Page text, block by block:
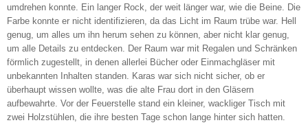
umdrehen konnte. Ein langer Rock, der weit länger war, wie die Beine. Die
Farbe konnte er nicht identifizieren, da das Licht im Raum trübe war. Hell
genug, um alles um ihn herum sehen zu können, aber nicht klar genug,
um alle Details zu entdecken. Der Raum war mit Regalen und Schränken
förmlich zugestellt, in denen allerlei Bücher oder Einmachgläser mit
unbekannten Inhalten standen. Karas war sich nicht sicher, ob er
überhaupt wissen wollte, was die alte Frau dort in den Gläsern
aufbewahrte. Vor der Feuerstelle stand ein kleiner, wackliger Tisch mit
zwei Holzstühlen, die ihre besten Tage schon lange hinter sich hatten.